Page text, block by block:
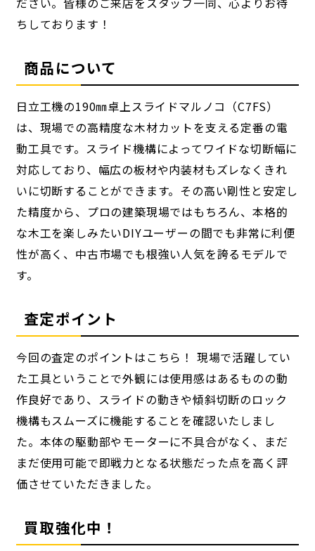
ちしております！
商品について
日立工機の190㎜卓上スライドマルノコ（C7FS）
は、現場での高精度な木材カットを支える定番の電
動工具です。スライド機構によってワイドな切断幅に
対応しており、幅広の板材や内装材もズレなくきれ
いに切断することができます。その高い剛性と安定し
た精度から、プロの建築現場ではもちろん、本格的
な木工を楽しみたいDIYユーザーの間でも非常に利便
性が高く、中古市場でも根強い人気を誇るモデルで
す。
査定ポイント
今回の査定のポイントはこちら！ 現場で活躍してい
た工具ということで外観には使用感はあるものの動
作良好であり、スライドの動きや傾斜切断のロック
機構もスムーズに機能することを確認いたしまし
た。本体の駆動部やモーターに不具合がなく、まだ
まだ使用可能で即戦力となる状態だった点を高く評
価させていただきました。
買取強化中！